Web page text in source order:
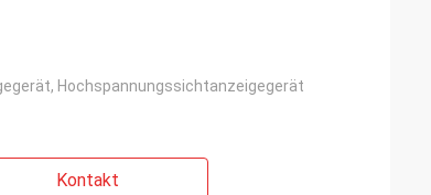
Hochspannungssichtanzeigegerät
Kontakt